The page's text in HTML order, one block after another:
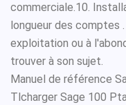
commerciale.10.
longueur des comptes
exploitation ou à
trouver à son sujet.
Manuel de référence
Tlcharger Sage 100